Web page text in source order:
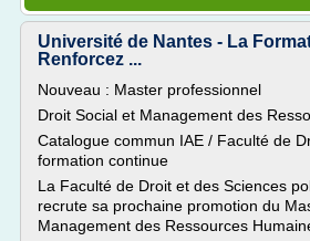
Université de Nantes - La
Renforcez ...
Nouveau : Master professionnel
Droit Social et Management des
Catalogue commun IAE / Faculté de
formation continue
La Faculté de Droit et des Sciences
recrute sa prochaine promotion du
Management des Ressources